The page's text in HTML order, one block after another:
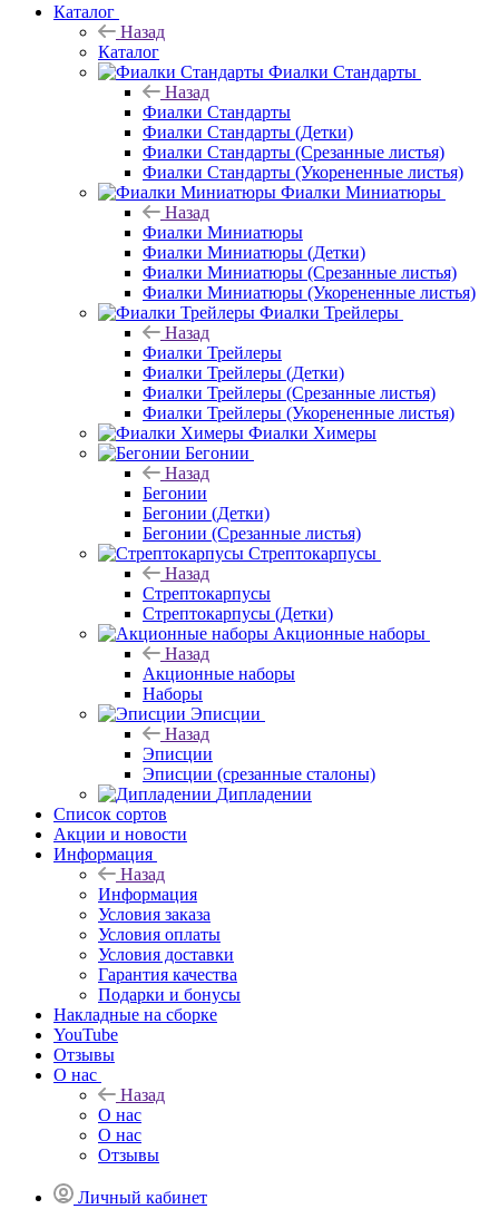
Каталог
Назад
Каталог
Фиалки Стандарты
Назад
Фиалки Стандарты
Фиалки Стандарты (Детки)
Фиалки Стандарты (Срезанные листья)
Фиалки Стандарты (Укорененные листья)
Фиалки Миниатюры
Назад
Фиалки Миниатюры
Фиалки Миниатюры (Детки)
Фиалки Миниатюры (Срезанные листья)
Фиалки Миниатюры (Укорененные листья)
Фиалки Трейлеры
Назад
Фиалки Трейлеры
Фиалки Трейлеры (Детки)
Фиалки Трейлеры (Срезанные листья)
Фиалки Трейлеры (Укорененные листья)
Фиалки Химеры
Бегонии
Назад
Бегонии
Бегонии (Детки)
Бегонии (Срезанные листья)
Стрептокарпусы
Назад
Стрептокарпусы
Стрептокарпусы (Детки)
Акционные наборы
Назад
Акционные наборы
Наборы
Эписции
Назад
Эписции
Эписции (срезанные сталоны)
Дипладении
Список сортов
Акции и новости
Информация
Назад
Информация
Условия заказа
Условия оплаты
Условия доставки
Гарантия качества
Подарки и бонусы
Накладные на сборке
YouTube
Отзывы
О нас
Назад
О нас
О нас
Отзывы
Личный кабинет